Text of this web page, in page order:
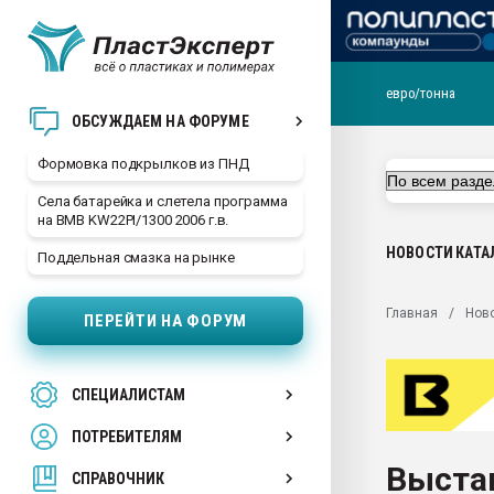
ОБСУЖДАЕМ НА ФОРУМЕ
Формовка подкрылков из ПНД
Села батарейка и слетела программа
на BMB KW22PI/1300 2006 г.в.
Поддельная смазка на рынке
ПЕРЕЙТИ НА ФОРУМ
СПЕЦИАЛИСТАМ
ПОТРЕБИТЕЛЯМ
СПРАВОЧНИК
29.07.2026 ФРП помог
Вакуум-формовочные
28.07.2026
первый план в
пластмасс
ситуацией на
евро/тонна
НОВОСТИ
Главная